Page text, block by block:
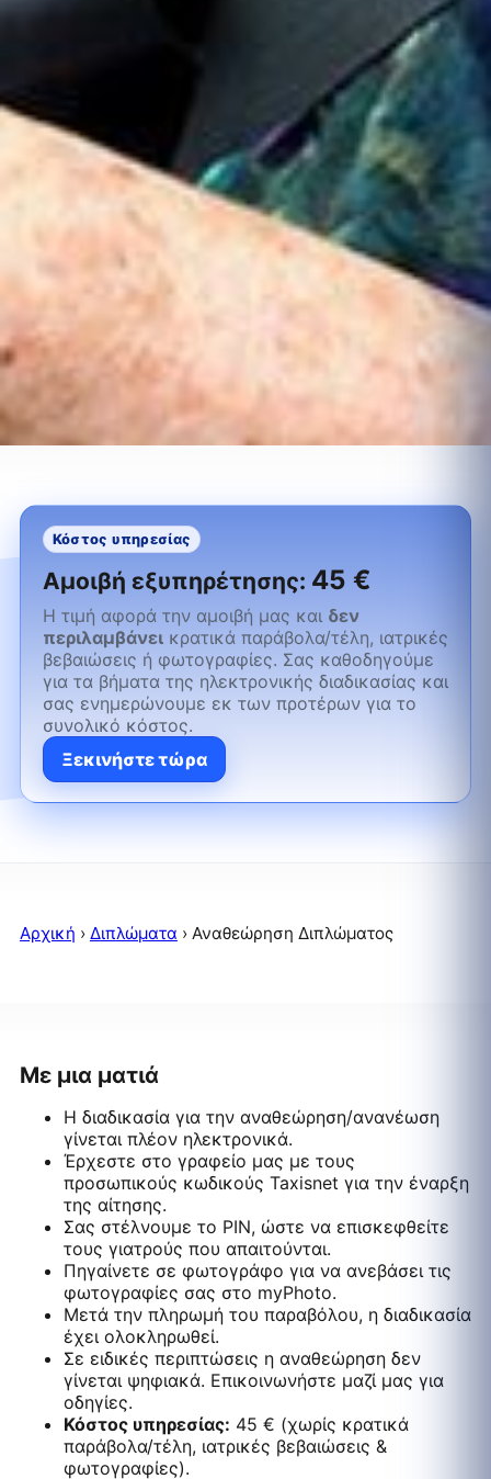
Κόστος υπηρεσίας
Αμοιβή εξυπηρέτησης: 45 €
Η τιμή αφορά την αμοιβή μας και δεν
περιλαμβάνεικρατικά παράβολα/τέλη, ιατρικές
βεβαιώσεις ή φωτογραφίες. Σας καθοδηγούμε
για τα βήματα της ηλεκτρονικής διαδικασίας και
σας ενημερώνουμε εκ των προτέρων για το
συνολικό κόστος.
Ξεκινήστε τώρα
Αρχική › Διπλώματα › Αναθεώρηση Διπλώματος
Με μια ματιά
Η διαδικασία για την αναθεώρηση/ανανέωση
γίνεται πλέον ηλεκτρονικά.
Έρχεστε στο γραφείο μας με τους
προσωπικούς κωδικούς Taxisnet για την έναρξη
της αίτησης.
Σας στέλνουμε το PIN, ώστε να επισκεφθείτε
τους γιατρούς που απαιτούνται.
Πηγαίνετε σε φωτογράφο για να ανεβάσει τις
φωτογραφίες σας στο myPhoto.
Μετά την πληρωμή του παραβόλου, η διαδικασία
έχει ολοκληρωθεί.
Σε ειδικές περιπτώσεις η αναθεώρηση δεν
γίνεται ψηφιακά. Επικοινωνήστε μαζί μας για
οδηγίες.
Κόστος υπηρεσίας: 45 € (χωρίς κρατικά
παράβολα/τέλη, ιατρικές βεβαιώσεις &
φωτογραφίες).